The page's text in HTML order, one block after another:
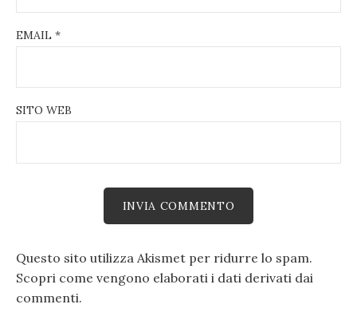
EMAIL *
SITO WEB
Questo sito utilizza Akismet per ridurre lo spam.
Scopri come vengono elaborati i dati derivati dai
commenti.